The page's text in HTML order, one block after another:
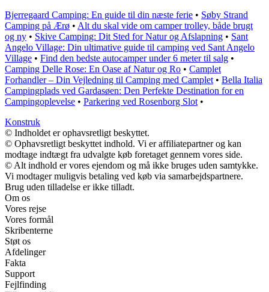
Bjerregaard Camping: En guide til din næste ferie • Søby Strand
Camping på Ærø • Alt du skal vide om camper trolley, både brugt
og ny • Skive Camping: Dit Sted for Natur og Afslapning • Sant
Angelo Village: Din ultimative guide til camping ved Sant Angelo
Village • Find den bedste autocamper under 6 meter til salg •
Camping Delle Rose: En Oase af Natur og Ro • Camplet
Forhandler – Din Vejledning til Camping med Camplet • Bella Italia
Campingplads ved Gardasøen: Den Perfekte Destination for en
Campingoplevelse • Parkering ved Rosenborg Slot •
Konstruk
© Indholdet er ophavsretligt beskyttet.
© Ophavsretligt beskyttet indhold. Vi er affiliatepartner og kan
modtage indtægt fra udvalgte køb foretaget gennem vores side.
© Alt indhold er vores ejendom og må ikke bruges uden samtykke.
Vi modtager muligvis betaling ved køb via samarbejdspartnere.
Brug uden tilladelse er ikke tilladt.
Om os
Vores rejse
Vores formål
Skribenterne
Støt os
Afdelinger
Fakta
Support
Fejlfinding